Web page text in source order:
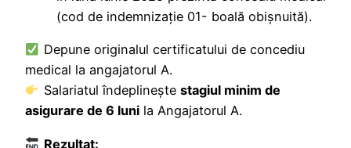
(cod de indemnizaţie 01- boală obișnuită).
Depune originalul certificatului de concediu
medical la angajatorul A.
Salariatul îndeplinește stagiul minim de
asigurare de 6 luni la Angajatorul A.
Rezultat: